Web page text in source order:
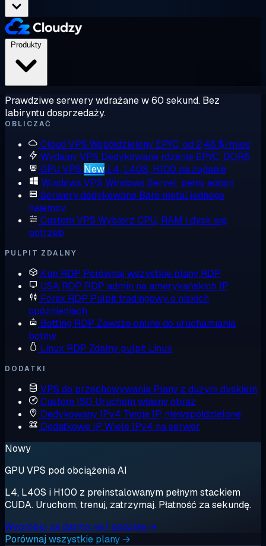
Prawdziwe serwery wdrażane w 60 sekund. Bez
labiryntu dosprzedaży.
OBLICZAĆ
Cloud VPS Współdzielony EPYC, od 2,48 $/mies
Wydajny VPS Dedykowane rdzenie EPYC, DDR5
GPU VPS New L4, L40S, H100 na żądanie
Windows VPS Windows Server, pełny admin
Serwery dedykowane Bare metal jednego
najemcy
Custom VPS Wybierz CPU, RAM i dysk wg
potrzeb
PULPIT ZDALNY
Kup RDP Porównaj wszystkie plany RDP
USA RDP RDP admin na amerykańskich IP
Forex RDP Pulpit tradingowy o niskich
opóźnieniach
Botting RDP Zawsze online do uruchamiania
botów
Linux RDP Zdalny pulpit Linux
DODATKI
VPS do przechowywania Plany z dużym dyskiem
Custom ISO Uruchom własny obraz
Dedykowany IPv4 Twoje IP, niewspółdzielone
Dodatkowe IP Wiele IPv4 na serwer
Nowy
GPU VPS pod obciążenia AI
L4, L40S i H100 z preinstalowanym pełnym stackiem
CUDA. Uruchom, trenuj, zatrzymaj. Płatność za sekundę.
Wypróbuj za darmo na 1 godzinę →
Porównaj wszystkie plany →